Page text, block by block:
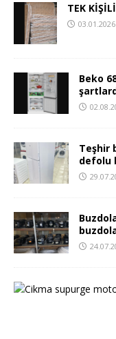
TEK
03.01.2026
Beko
Teşhir
defolu